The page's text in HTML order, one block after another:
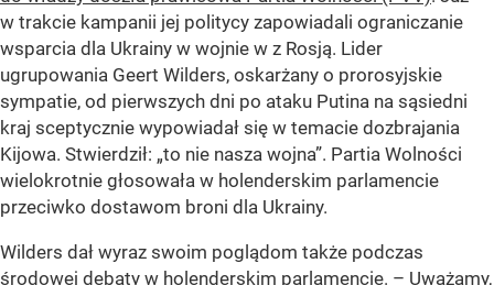
w trakcie kampanii jej politycy zapowiadali ograniczanie
wsparcia dla Ukrainy w wojnie w z Rosją. Lider
ugrupowania Geert Wilders, oskarżany o prorosyjskie
sympatie, od pierwszych dni po ataku Putina na sąsiedni
kraj sceptycznie wypowiadał się w temacie dozbrajania
Kijowa. Stwierdził: „to nie nasza wojna”. Partia Wolności
wielokrotnie głosowała w holenderskim parlamencie
przeciwko dostawom broni dla Ukrainy.
Wilders dał wyraz swoim poglądom także podczas
środowej debaty w holenderskim parlamencie. – Uważamy,